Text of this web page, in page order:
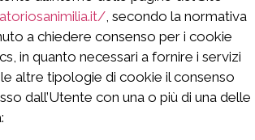
, secondo la normativa
a chiedere consenso per i cookie
in quanto necessari a fornire i servizi
altre tipologie di cookie il consenso
dall’Utente con una o più di una delle